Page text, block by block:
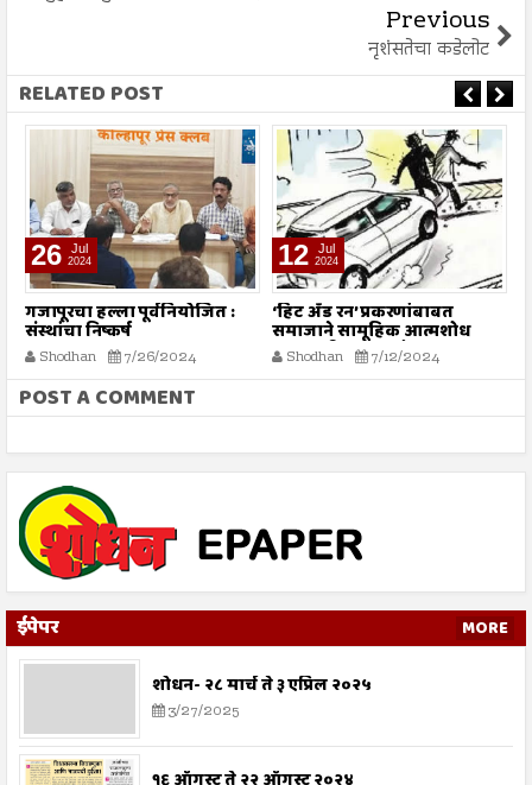
Previous
नृशंसतेचा कडेलोट
RELATED POST
26 Jul
2024
गजापूरचा हल्ला पूर्वनियोजित :
संस्थांचा निष्कर्ष
Shodhan 7/26/2024
12 Jul
2024
‘हिट अँड रन’ प्रकरणांबाबत
समाजाने सामूहिक आत्मशोध
करण्याची गरज - मौलाना
इलियास खान फलाही
Shodhan 7/12/2024
POST A COMMENT
ईपेपर MORE
शोधन- २८ मार्च ते ३ एप्रिल २०२५
3/27/2025